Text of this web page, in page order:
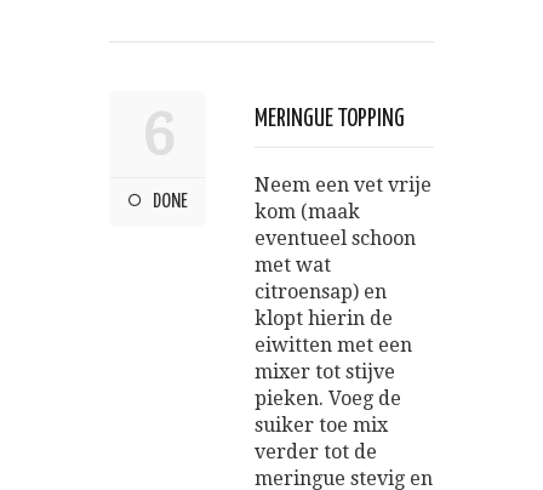
6
DONE
MERINGUE TOPPING
Neem een vet vrije
kom (maak
eventueel schoon
met wat
citroensap) en
klopt hierin de
eiwitten met een
mixer tot stijve
pieken. Voeg de
suiker toe mix
verder tot de
meringue stevig en